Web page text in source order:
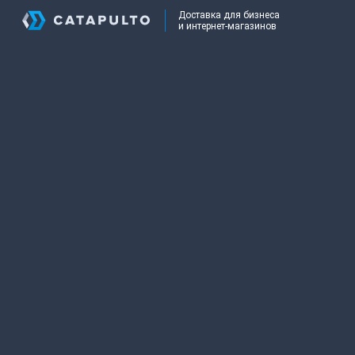
Доставка для бизнеса
и интернет-магазинов